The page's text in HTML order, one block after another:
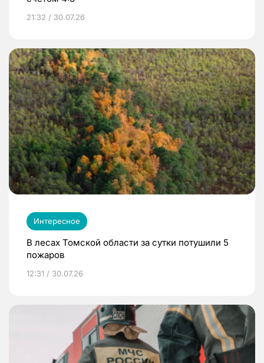
21:32 / 30.07.26
Интересное
В лесах Томской области за сутки потушили 5
пожаров
12:31 / 30.07.26